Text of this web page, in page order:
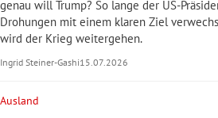
genau will Trump? So lange der US-
Drohungen mit einem klaren Ziel
wird der Krieg weitergehen.
Ingrid Steiner-Gashi15.07.2026
Ausland